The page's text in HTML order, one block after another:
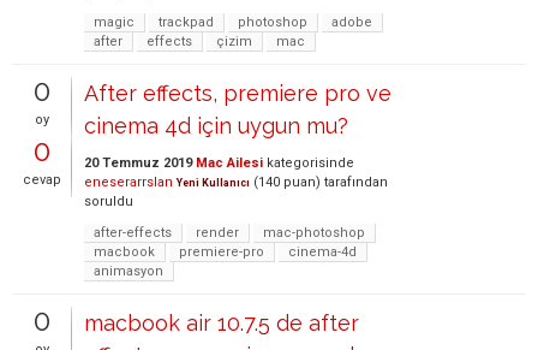
magic
trackpad photoshop
adobe
after
effects çizim mac
0
oy
0
cevap
After effects, premiere pro ve
cinema 4d için uygun mu?
20 Temmuz 2019 Mac Ailesi kategorisinde
eneserarrslan Yeni Kullanıcı (140 puan) tarafından
soruldu
after-effects
render
mac-photoshop
macbook
premiere-pro
cinema-4d
animasyon
0
macbook air 10.7.5 de after